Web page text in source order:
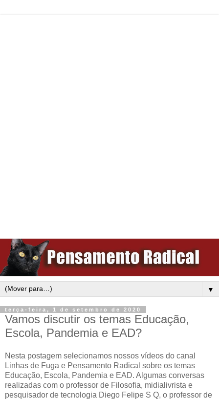
▼
terça-feira, 1 de setembro de 2020
Vamos discutir os temas Educação,
Escola, Pandemia e EAD?
Nesta postagem selecionamos nossos vídeos do canal
Linhas de Fuga e Pensamento Radical sobre os temas
Educação, Escola, Pandemia e EAD. Algumas conversas
realizadas com o professor de Filosofia, midialivrista e
pesquisador de tecnologia Diego Felipe S Q, o professor de